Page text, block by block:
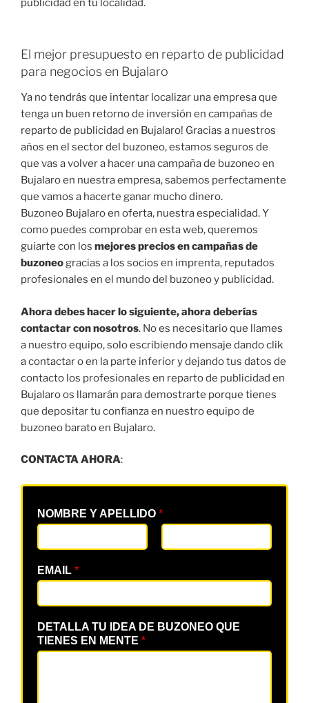
publicidad en tu localidad.
El mejor presupuesto en reparto de publicidad
para negocios en Bujalaro
Ya no tendrás que intentar localizar una empresa que
tenga un buen retorno de inversión en campañas de
reparto de publicidad en Bujalaro! Gracias a nuestros
años en el sector del buzoneo, estamos seguros de
que vas a volver a hacer una campaña de buzoneo en
Bujalaro en nuestra empresa, sabemos perfectamente
que vamos a hacerte ganar mucho dinero.
Buzoneo Bujalaro en oferta, nuestra especialidad. Y
como puedes comprobar en esta web, queremos
guiarte con los mejores precios en campañas de
buzoneogracias a los socios en imprenta, reputados
profesionales en el mundo del buzoneo y publicidad.
Ahora debes hacer lo siguiente, ahora deberías
contactar con nosotros. No es necesitario que llames
a nuestro equipo, solo escribiendo mensaje dando clik
a contactar o en la parte inferior y dejando tus datos de
contacto los profesionales en reparto de publicidad en
Bujalaro os llamarán para demostrarte porque tienes
que depositar tu confianza en nuestro equipo de
buzoneo barato en Bujalaro.
CONTACTA AHORA:
NOMBRE Y APELLIDO *
EMAIL *
DETALLA TU IDEA DE BUZONEO QUE
TIENES EN MENTE *